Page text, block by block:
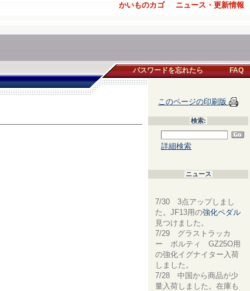
かいものカゴ ニュース・更新情報
パスワードを忘れたら FAQ
このページの印刷版
検索:
詳細検索
ニュース
7/30 3点アップしまし
た。JF13用の強化ペダル
見つけました。
7/29 グラストラッカ
ー ボルティ GZ25O用
の強化イグナイター入荷
しました。
7/28 中国から商品が少
量入荷しました。在庫も